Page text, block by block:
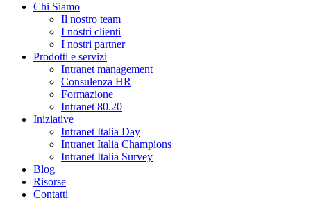
Chi Siamo
Il nostro team
I nostri clienti
I nostri partner
Prodotti e servizi
Intranet management
Consulenza HR
Formazione
Intranet 80.20
Iniziative
Intranet Italia Day
Intranet Italia Champions
Intranet Italia Survey
Blog
Risorse
Contatti